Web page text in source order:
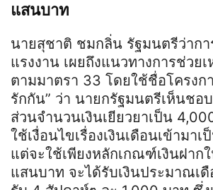
แสนบาท
นายสุชาติ ชมกลิ่น รัฐมนตรีว่ากา
แรงงาน เผยถึงแนวทางการช่วย
ตามมาตรา 33 โดยใช้ชื่อโครงก
รักกัน” ว่า นายกรัฐมนตรีเห็นชอ
ส่วนจำนวนเงินเยียวยาเป็น
ใช้เงื่อนไขเรื่องเงินเดือนเข้ามา
แต่จะใช้เพียงหลักเกณฑ์เงินฝาก
แสนบาท จะได้รับเงินประมาณเ